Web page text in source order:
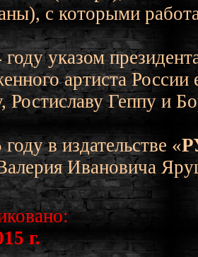
с которыми
указом
артиста
Ростиславу Геппу и
в издательстве «
Ивановича
г.